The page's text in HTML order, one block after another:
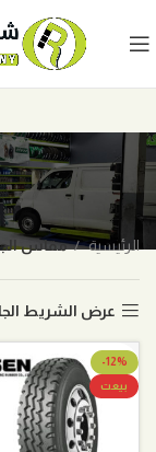
الرئيسية مقاس
عرض الشريط
-12%
بيعت